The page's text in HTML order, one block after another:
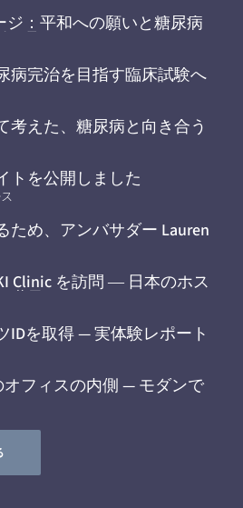
ジ：平和への願いと糖尿病
取り組み
病完治を目指す臨床試験へ
考えた、糖尿病と向き合う
トを公開しました
ため、アンバサダー Lauren
Clinic を訪問 ― 日本のホス
界へ
IDを取得 — 実体験レポート
オフィスの内側 — モダンで
ー